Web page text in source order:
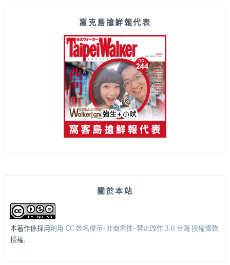
窩克島搶鮮報代表
關於本站
本著作係採用創用 CC 姓名標示-非商業性-禁止改作 3.0 台灣 授權條款
授權.